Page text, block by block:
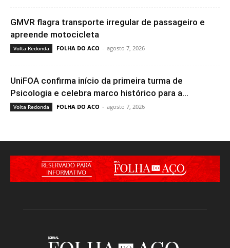
GMVR flagra transporte irregular de passageiro e
apreende motocicleta
Volta Redonda FOLHA DO ACO - agosto 7, 2026
UniFOA confirma início da primeira turma de
Psicologia e celebra marco histórico para a...
Volta Redonda FOLHA DO ACO - agosto 7, 2026